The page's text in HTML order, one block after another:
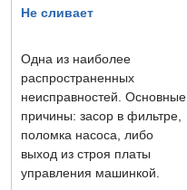
Не сливает
Одна из наиболее
распространенных
неисправностей. Основные
причины: засор в фильтре,
поломка насоса, либо
выход из строя платы
управления машинкой.